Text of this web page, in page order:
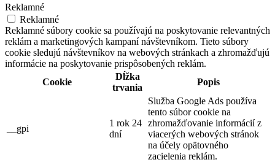
Reklamné
Reklamné
Reklamné súbory cookie sa používajú na poskytovanie relevantných
reklám a marketingových kampaní návštevníkom. Tieto súbory
cookie sledujú návštevníkov na webových stránkach a zhromažďujú
informácie na poskytovanie prispôsobených reklám.
Cookie
Dĺžka
trvania
Popis
__gpi
1 rok 24
dní
Služba Google Ads používa
tento súbor cookie na
zhromažďovanie informácií z
viacerých webových stránok
na účely opätovného
zacielenia reklám.